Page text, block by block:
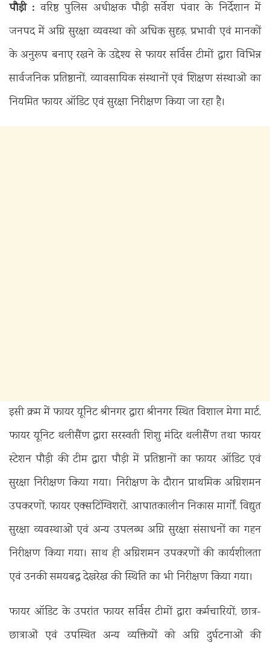
पौड़ी : वरिष्ठ पुलिस अधीक्षक पौड़ी सर्वेश पंवार के निर्देशान में
जनपद में अग्नि सुरक्षा व्यवस्था को अधिक सुदृढ़, प्रभावी एवं मानकों
के अनुरूप बनाए रखने के उद्देश्य से फायर सर्विस टीमों द्वारा विभिन्न
सार्वजनिक प्रतिष्ठानों, व्यावसायिक संस्थानों एवं शिक्षण संस्थाओं का
नियमित फायर ऑडिट एवं सुरक्षा निरीक्षण किया जा रहा है।
इसी क्रम में फायर यूनिट श्रीनगर द्वारा श्रीनगर स्थित विशाल मेगा मार्ट,
फायर यूनिट थलीसैंण द्वारा सरस्वती शिशु मंदिर थलीसैंण तथा फायर
स्टेशन पौड़ी की टीम द्वारा पौड़ी में प्रतिष्ठानों का फायर ऑडिट एवं
सुरक्षा निरीक्षण किया गया। निरीक्षण के दौरान प्राथमिक अग्निशमन
उपकरणों, फायर एक्सटिंग्विशरों, आपातकालीन निकास मार्गों, विद्युत
सुरक्षा व्यवस्थाओं एवं अन्य उपलब्ध अग्नि सुरक्षा संसाधनों का गहन
निरीक्षण किया गया। साथ ही अग्निशमन उपकरणों की कार्यशीलता
एवं उनकी समयबद्ध देखरेख की स्थिति का भी निरीक्षण किया गया।
फायर ऑडिट के उपरांत फायर सर्विस टीमों द्वारा कर्मचारियों, छात्र-
छात्राओं एवं उपस्थित अन्य व्यक्तियों को अग्नि दुर्घटनाओं की